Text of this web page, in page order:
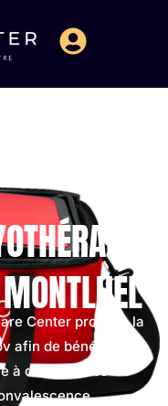
Center propose la
afin de bénéficier
à domicile dès les